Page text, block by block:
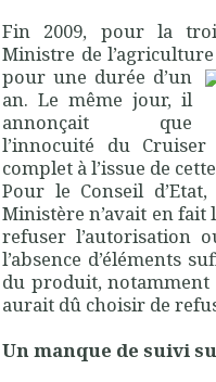
Fin 2009, pour la
Ministre de
pour une durée d’un
an. Le même jour, il
annonçait que
l’innocuité du
complet à l’issue de
Pour le Conseil
Ministère n’avait en fait
refuser l’autorisation
l’absence d’éléments
du produit,
aurait dû choisir de
Un manque de suivi